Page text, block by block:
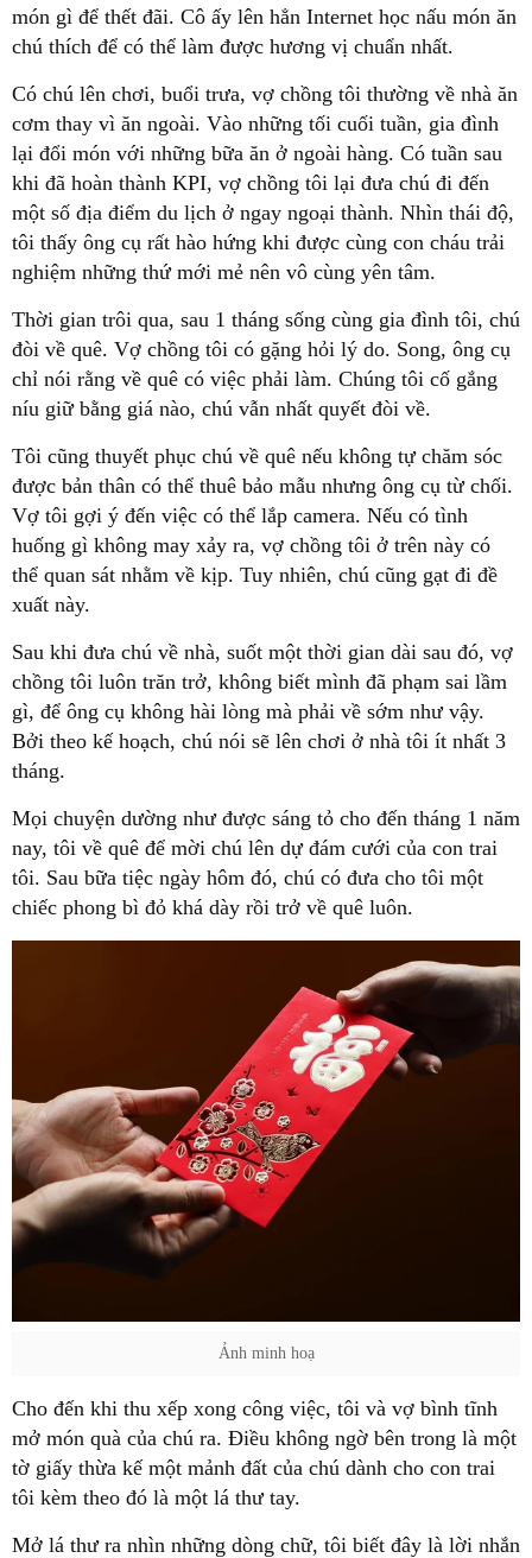
món gì để thết đãi. Cô ấy lên hẳn Internet học nấu món ăn
chú thích để có thể làm được hương vị chuẩn nhất.
Có chú lên chơi, buổi trưa, vợ chồng tôi thường về nhà ăn
cơm thay vì ăn ngoài. Vào những tối cuối tuần, gia đình
lại đổi món với những bữa ăn ở ngoài hàng. Có tuần sau
khi đã hoàn thành KPI, vợ chồng tôi lại đưa chú đi đến
một số địa điểm du lịch ở ngay ngoại thành. Nhìn thái độ,
tôi thấy ông cụ rất hào hứng khi được cùng con cháu trải
nghiệm những thứ mới mẻ nên vô cùng yên tâm.
Thời gian trôi qua, sau 1 tháng sống cùng gia đình tôi, chú
đòi về quê. Vợ chồng tôi có gặng hỏi lý do. Song, ông cụ
chỉ nói rằng về quê có việc phải làm. Chúng tôi cố gắng
níu giữ bằng giá nào, chú vẫn nhất quyết đòi về.
Tôi cũng thuyết phục chú về quê nếu không tự chăm sóc
được bản thân có thể thuê bảo mẫu nhưng ông cụ từ chối.
Vợ tôi gợi ý đến việc có thể lắp camera. Nếu có tình
huống gì không may xảy ra, vợ chồng tôi ở trên này có
thể quan sát nhằm về kịp. Tuy nhiên, chú cũng gạt đi đề
xuất này.
Sau khi đưa chú về nhà, suốt một thời gian dài sau đó, vợ
chồng tôi luôn trăn trở, không biết mình đã phạm sai lầm
gì, để ông cụ không hài lòng mà phải về sớm như vậy.
Bởi theo kế hoạch, chú nói sẽ lên chơi ở nhà tôi ít nhất 3
tháng.
Mọi chuyện dường như được sáng tỏ cho đến tháng 1 năm
nay, tôi về quê để mời chú lên dự đám cưới của con trai
tôi. Sau bữa tiệc ngày hôm đó, chú có đưa cho tôi một
chiếc phong bì đỏ khá dày rồi trở về quê luôn.
Ảnh minh hoạ
Cho đến khi thu xếp xong công việc, tôi và vợ bình tĩnh
mở món quà của chú ra. Điều không ngờ bên trong là một
tờ giấy thừa kế một mảnh đất của chú dành cho con trai
tôi kèm theo đó là một lá thư tay.
Mở lá thư ra nhìn những dòng chữ, tôi biết đây là lời nhắn